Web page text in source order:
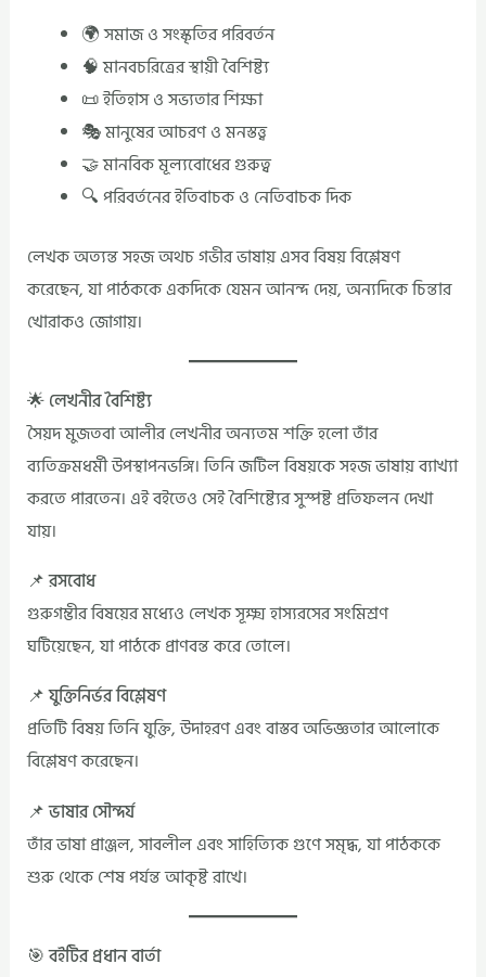
🌍 সমাজ ও সংস্কৃতির পরিবর্তন
🧠 মানবচরিত্রের স্থায়ী বৈশিষ্ট্য
📜 ইতিহাস ও সভ্যতার শিক্ষা
🎭 মানুষের আচরণ ও মনস্তত্ত্ব
🤝 মানবিক মূল্যবোধের গুরুত্ব
🔍 পরিবর্তনের ইতিবাচক ও নেতিবাচক দিক
লেখক অত্যন্ত সহজ অথচ গভীর ভাষায় এসব বিষয় বিশ্লেষণ
করেছেন, যা পাঠককে একদিকে যেমন আনন্দ দেয়, অন্যদিকে চিন্তার
খোরাকও জোগায়।
🌟 লেখনীর বৈশিষ্ট্য
সৈয়দ মুজতবা আলীর লেখনীর অন্যতম শক্তি হলো তাঁর
ব্যতিক্রমধর্মী উপস্থাপনভঙ্গি। তিনি জটিল বিষয়কে সহজ ভাষায় ব্যাখ্যা
করতে পারতেন। এই বইতেও সেই বৈশিষ্ট্যের সুস্পষ্ট প্রতিফলন দেখা
যায়।
📌 রসবোধ
গুরুগম্ভীর বিষয়ের মধ্যেও লেখক সূক্ষ্ম হাস্যরসের সংমিশ্রণ
ঘটিয়েছেন, যা পাঠকে প্রাণবন্ত করে তোলে।
📌 যুক্তিনির্ভর বিশ্লেষণ
প্রতিটি বিষয় তিনি যুক্তি, উদাহরণ এবং বাস্তব অভিজ্ঞতার আলোকে
বিশ্লেষণ করেছেন।
📌 ভাষার সৌন্দর্য
তাঁর ভাষা প্রাঞ্জল, সাবলীল এবং সাহিত্যিক গুণে সমৃদ্ধ, যা পাঠককে
শুরু থেকে শেষ পর্যন্ত আকৃষ্ট রাখে।
🎯 বইটির প্রধান বার্তা